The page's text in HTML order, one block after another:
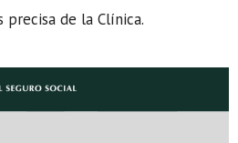
precisa de la Clínica.